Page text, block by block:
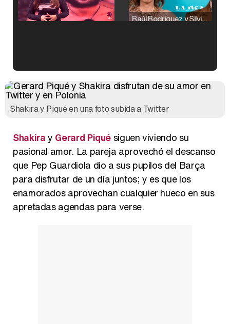
Raúl Rodríguez y Silvia Taulés nos cuentan su papel en 'La familia de la tele'
Así se tomó Felipe VI que la Infanta Sofía no quisiera recibir formación militar
Shakira y Piqué en una foto subida a Twitter
Shakiray Gerard Piqué siguen viviendo su
pasional amor. La pareja aprovechó el descanso
que Pep Guardiola dio a sus pupilos del Barça
para disfrutar de un día juntos; y es que los
enamorados aprovechan cualquier hueco en sus
apretadas agendas para verse.